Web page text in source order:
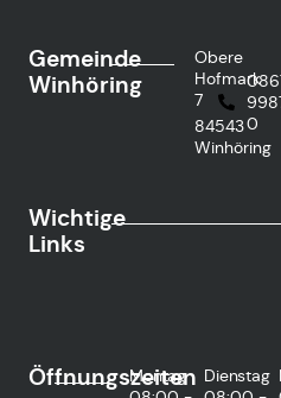
Gemeinde
Winhöring
Obere
Hofmark
7
84543
Winhöring
0
Wichtige
Links
Öffnungszeiten
Montag
Dienstag